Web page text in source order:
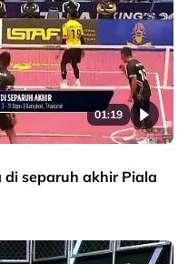
01:19
separuh akhir Piala